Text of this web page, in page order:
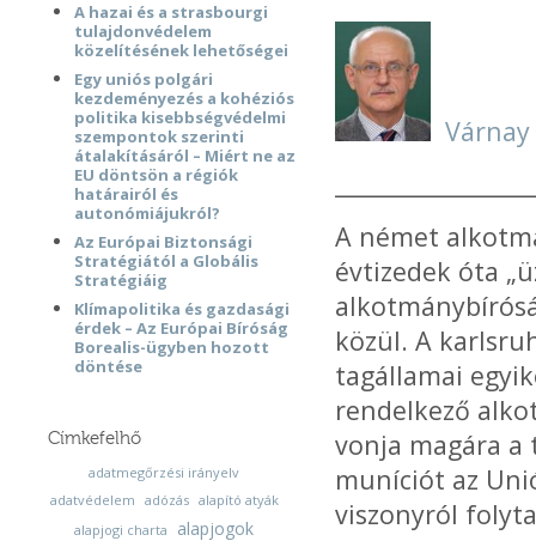
A hazai és a strasbourgi
tulajdonvédelem
közelítésének lehetőségei
Egy uniós polgári
kezdeményezés a kohéziós
politika kisebbségvédelmi
szempontok szerinti
átalakításáról – Miért ne az
EU döntsön a régiók
határairól és
autonómiájukról?
Az Európai Biztonsági
Stratégiától a Globális
Stratégiáig
Klímapolitika és gazdasági
érdek – Az Európai Bíróság
Borealis-ügyben hozott
döntése
Címkefelhő
adatmegőrzési irányelv
adatvédelem adózás alapító atyák
alapjogi charta
alapjogok
A német
évtizedek óta
közül. A
tagállamai
rendelkező
vonja magára
muníciót az
viszonyról